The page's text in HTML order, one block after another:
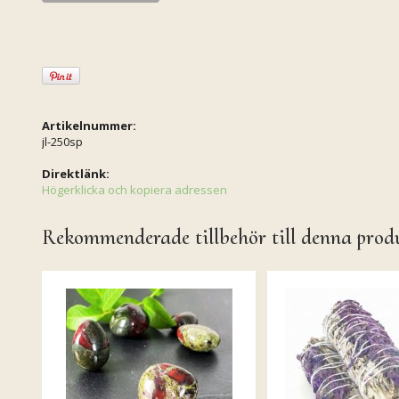
Artikelnummer:
jl-250sp
Direktlänk:
Högerklicka och kopiera adressen
Rekommenderade tillbehör till denna